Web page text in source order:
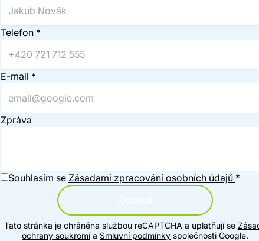
Telefon *
E-mail *
Zpráva
Souhlasím se Zásadami zpracování osobních údajů *
Tato stránka je chráněna službou reCAPTCHA a uplatňují se
ochrany soukromía Smluvní podmínky společnosti Google.